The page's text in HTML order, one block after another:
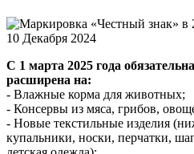
10 Декабря 2024
С 1 марта 2025 года
расширена на:
- Влажные корма для животных;
- Консервы из мяса, грибов,
- Новые текстильные изделия
купальники, носки, перчатки,